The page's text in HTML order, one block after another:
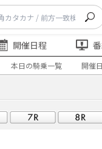
開催日程
本日の騎乗一覧 開催